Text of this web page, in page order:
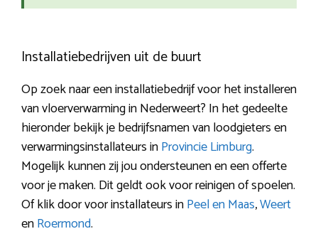
Installatiebedrijven uit de buurt
Op zoek naar een installatiebedrijf voor het installeren
van vloerverwarming in Nederweert? In het gedeelte
hieronder bekijk je bedrijfsnamen van loodgieters en
verwarmingsinstallateurs inProvincie Limburg.
Mogelijk kunnen zij jou ondersteunen en een offerte
voor je maken. Dit geldt ook voor reinigen of spoelen.
Of klik door voor installateurs inPeel en Maas,Weert
enRoermond.